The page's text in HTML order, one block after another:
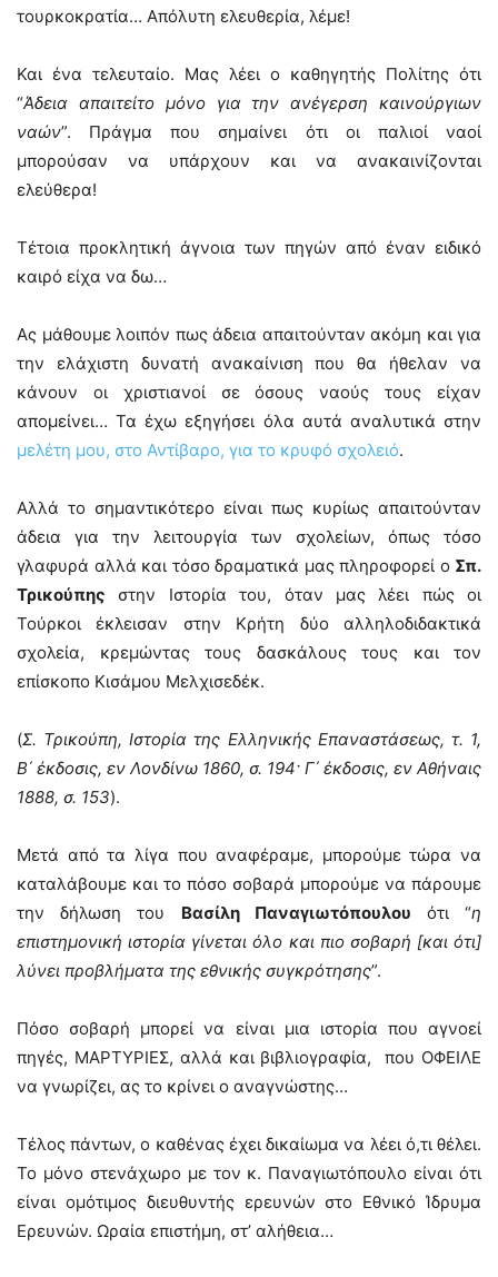
τουρκοκρατία… Απόλυτη ελευθερία, λέμε!
Και ένα τελευταίο. Μας λέει ο καθηγητής Πολίτης ότι
“Άδεια απαιτείτο μόνο για την ανέγερση καινούργιων
ναών”. Πράγμα που σημαίνει ότι οι παλιοί ναοί
μπορούσαν να υπάρχουν και να ανακαινίζονται
ελεύθερα!
Τέτοια προκλητική άγνοια των πηγών από έναν ειδικό
καιρό είχα να δω…
Ας μάθουμε λοιπόν πως άδεια απαιτούνταν ακόμη και για
την ελάχιστη δυνατή ανακαίνιση που θα ήθελαν να
κάνουν οι χριστιανοί σε όσους ναούς τους είχαν
απομείνει… Τα έχω εξηγήσει όλα αυτά αναλυτικά στην
μελέτη μου, στο Αντίβαρο, για το κρυφό σχολειό.
Αλλά το σημαντικότερο είναι πως κυρίως απαιτούνταν
άδεια για την λειτουργία των σχολείων, όπως τόσο
γλαφυρά αλλά και τόσο δραματικά μας πληροφορεί ο Σπ.
Τρικούπης στην Ιστορία του, όταν μας λέει πώς οι
Τούρκοι έκλεισαν στην Κρήτη δύο αλληλοδιδακτικά
σχολεία, κρεμώντας τους δασκάλους τους και τον
επίσκοπο Κισάμου Μελχισεδέκ.
(Σ. Τρικούπη, Ιστορία της Ελληνικής Επαναστάσεως, τ. 1,
Β΄ έκδοσις, εν Λονδίνω 1860, σ. 194· Γ΄ έκδοσις, εν Αθήναις
1888, σ. 153).
Μετά από τα λίγα που αναφέραμε, μπορούμε τώρα να
καταλάβουμε και το πόσο σοβαρά μπορούμε να πάρουμε
την δήλωση του Βασίλη Παναγιωτόπουλου ότι “η
επιστημονική ιστορία γίνεται όλο και πιο σοβαρή [και ότι]
λύνει προβλήματα της εθνικής συγκρότησης”.
Πόσο σοβαρή μπορεί να είναι μια ιστορία που αγνοεί
πηγές, ΜΑΡΤΥΡΙΕΣ, αλλά και βιβλιογραφία, που ΟΦΕΙΛΕ
να γνωρίζει, ας το κρίνει ο αναγνώστης…
Τέλος πάντων, ο καθένας έχει δικαίωμα να λέει ό,τι θέλει.
Το μόνο στενάχωρο με τον κ. Παναγιωτόπουλο είναι ότι
είναι ομότιμος διευθυντής ερευνών στο Εθνικό Ίδρυμα
Ερευνών. Ωραία επιστήμη, στ’ αλήθεια…